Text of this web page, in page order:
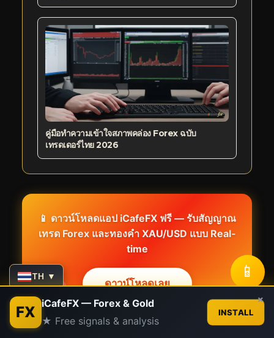
คู่มือทำความเข้าใจสภาพคล่อง Forex ฉบับ
เทรดเดอร์ไทย 2026
📱 ดาวน์โหลดแอป iCafeFXฟรี — รับสัญญาณ
เทรด Forex และทองคำ XAU/USD แบบ Real-
time
ดาวน์โหลดเลย
TH ▼ 📱
FX iCafeFX — Forex & Gold
★ Free signals & analysis
INSTALL
×
Contact us
Open